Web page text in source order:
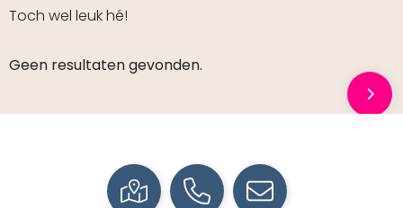
Toch wel leuk hé!
Geen resultaten gevonden.